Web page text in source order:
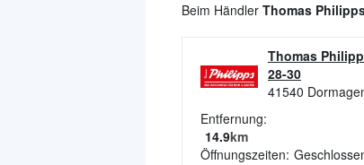
Beim Händler Thomas
Thomas
28-30
41540
Entfernung:
14.9km
Öffnungszeiten: